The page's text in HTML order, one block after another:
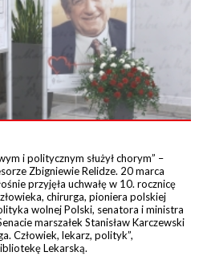
i politycznym służył chorym” –
Zbigniewie Relidze. 20 marca
przyjęła uchwałę w 10. rocznicę
chirurga, pioniera polskiej
wolnej Polski, senatora i ministra
marszałek Stanisław Karczewski
Człowiek, lekarz, polityk”,
Lekarską.